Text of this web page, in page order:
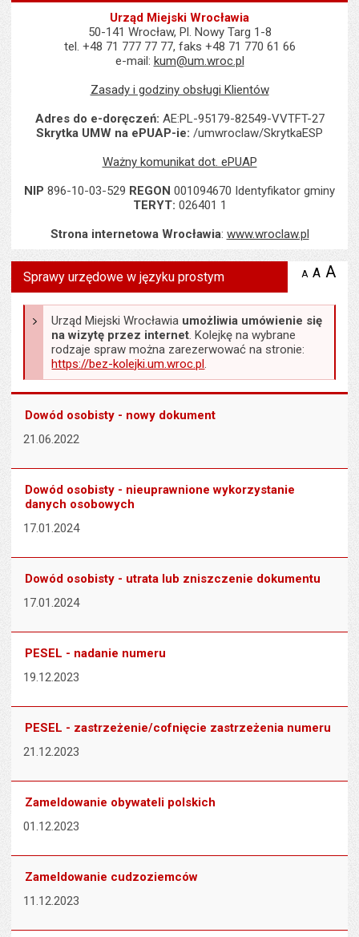
Urząd Miejski Wrocławia
50-141 Wrocław, Pl. Nowy Targ 1-8
tel. +48 71 777 77 77, faks +48 71 770 61 66
e-mail: kum@um.wroc.pl
Zasady i godziny obsługi Klientów
Adres do e-doręczeń: AE:PL-95179-82549-VVTFT-27
Skrytka UMW na ePUAP-ie: /umwroclaw/SkrytkaESP
Ważny komunikat dot. ePUAP
NIP 896-10-03-529 REGON 001094670 Identyfikator gminy
TERYT: 026401 1
Strona internetowa Wrocławia: www.wroclaw.pl
Wyświetlono artykuł "Sprawy urzędowe w języku prostym ".
Sprawy urzędowe w języku prostym A zmniejsz
A A
Urząd Miejski Wrocławia umożliwia umówienie się
na wizytę przez internet. Kolejkę na wybrane
rodzaje spraw można zarezerwować na stronie:
https://bez-kolejki.um.wroc.pl.
Dowód osobisty - nowy dokument
21.06.2022
Dowód osobisty - nieuprawnione wykorzystanie
danych osobowych
17.01.2024
Dowód osobisty - utrata lub zniszczenie dokumentu
17.01.2024
PESEL - nadanie numeru
19.12.2023
PESEL - zastrzeżenie/cofnięcie zastrzeżenia numeru
21.12.2023
Zameldowanie obywateli polskich
01.12.2023
Zameldowanie cudzoziemców
11.12.2023